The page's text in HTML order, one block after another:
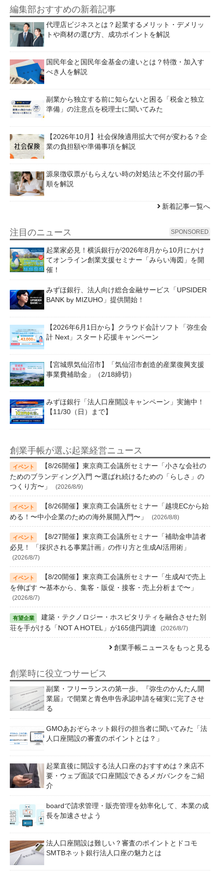
編集部おすすめの新着記事
代理店ビジネスとは？起業するメリット・デメリッ
トや商材の選び方、成功ポイントを解説
国民年金と国民年金基金の違いとは？特徴・加入す
べき人を解説
副業から独立する前に知らないと困る「税金と独立
準備」の注意点を税理士に聞いてみた
【2026年10月】社会保険適用拡大で何が変わる？企
業の負担額や準備事項を解説
源泉徴収票がもらえない時の対処法と不交付届の手
順を解説
新着記事一覧へ
注目のニュース SPONSORED
起業家必見！横浜銀行が2026年8月から10月にかけ
てオンライン創業支援セミナー「みらい海図」を開
催！
みずほ銀行、法人向け総合金融サービス「UPSIDER
BANK by MIZUHO」提供開始！
【2026年6月1日から】クラウド会計ソフト「弥生会
計 Next」スタート応援キャンペーン
【宮城県気仙沼市】「気仙沼市創造的産業復興支援
事業費補助金」（2/18締切）
みずほ銀行「法人口座開設キャンペーン」実施中！
【11/30（日）まで】
創業手帳が選ぶ起業経営ニュース
【8/26開催】東京商工会議所セミナー「小さな会社の
ためのブランディング入門 〜選ばれ続けるための「らしさ」の
つくり方〜」
(2026/8/9)
【8/26開催】東京商工会議所セミナー「越境ECから始
める！〜中小企業のための海外展開入門〜」
(2026/8/8)
【8/27開催】東京商工会議所セミナー「補助金申請者
必見！ 「採択される事業計画」の作り方と生成AI活用術」
(2026/8/7)
【8/20開催】東京商工会議所セミナー「生成AIで売上
を伸ばす 〜基本から、集客・販促・接客・売上分析まで〜」
(2026/8/7)
建築・テクノロジー・ホスピタリティを融合させた別
荘を手がける「NOT A HOTEL」が165億円調達
(2026/8/7)
創業手帳ニュースをもっと見る
創業時に役立つサービス
副業・フリーランスの第一歩。『弥生のかんたん開
業届』で開業と青色申告承認申請を確実に完了させ
る
GMOあおぞらネット銀行の担当者に聞いてみた「法
人口座開設の審査のポイントとは？」
起業直後に開設する法人口座のおすすめは？来店不
要・ウェブ面談で口座開設できるメガバンクをご紹
介
boardで請求管理・販売管理を効率化して、本業の成
長を加速させよう
法人口座開設は難しい？審査のポイントとドコモ
SMTBネット銀行法人口座の魅力とは